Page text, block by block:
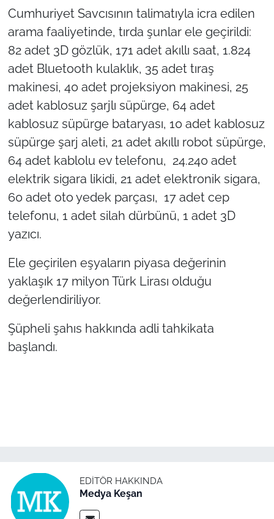
Cumhuriyet Savcısının talimatıyla icra edilen
arama faaliyetinde, tırda şunlar ele geçirildi:
82 adet 3D gözlük, 171 adet akıllı saat, 1.824
adet Bluetooth kulaklık, 35 adet tıraş
makinesi, 40 adet projeksiyon makinesi, 25
adet kablosuz şarjlı süpürge, 64 adet
kablosuz süpürge bataryası, 10 adet kablosuz
süpürge şarj aleti, 21 adet akıllı robot süpürge,
64 adet kablolu ev telefonu, 24.240 adet
elektrik sigara likidi, 21 adet elektronik sigara,
60 adet oto yedek parçası, 17 adet cep
telefonu, 1 adet silah dürbünü, 1 adet 3D
yazıcı.
Ele geçirilen eşyaların piyasa değerinin
yaklaşık 17 milyon Türk Lirası olduğu
değerlendiriliyor.
Şüpheli şahıs hakkında adli tahkikata
başlandı.
EDITÖR HAKKINDA
Medya Keşan
Bölge
Güvenlik
Genel
Politika
Flaş Haber
Dış Haberler
Magazin
Bilim Teknoloji
Canlı Maç